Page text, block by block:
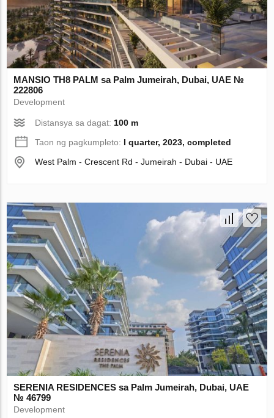
MANSIO TH8 PALM sa Palm Jumeirah, Dubai, UAE №
222806
Development
Distansya sa dagat: 100 m
Taon ng pagkumpleto: I quarter, 2023, completed
West Palm - Crescent Rd - Jumeirah - Dubai - UAE
SERENIA RESIDENCES sa Palm Jumeirah, Dubai, UAE
№ 46799
Development